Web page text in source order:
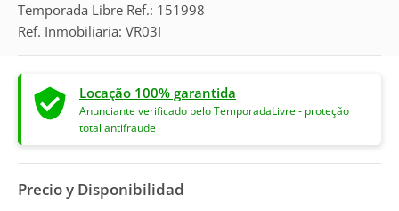
Temporada Libre Ref.: 151998
Ref. Inmobiliaria: VR03I
Locação 100% garantida
Anunciante verificado pelo TemporadaLivre - proteção
total antifraude
Precio y Disponibilidad